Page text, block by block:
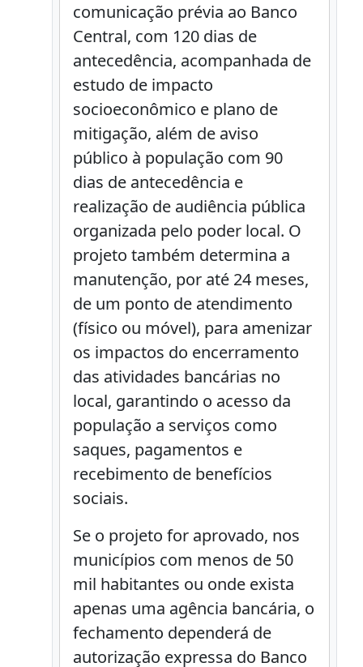
comunicação prévia ao Banco
Central, com 120 dias de
antecedência, acompanhada de
estudo de impacto
socioeconômico e plano de
mitigação, além de aviso
público à população com 90
dias de antecedência e
realização de audiência pública
organizada pelo poder local. O
projeto também determina a
manutenção, por até 24 meses,
de um ponto de atendimento
(físico ou móvel), para amenizar
os impactos do encerramento
das atividades bancárias no
local, garantindo o acesso da
população a serviços como
saques, pagamentos e
recebimento de benefícios
sociais.
Se o projeto for aprovado, nos
municípios com menos de 50
mil habitantes ou onde exista
apenas uma agência bancária, o
fechamento dependerá de
autorização expressa do Banco